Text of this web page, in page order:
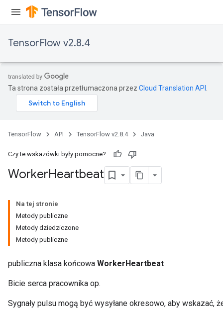
TensorFlow v2.8.4
Ta strona została przetłumaczona przez Cloud Translation API
TensorFlow API TensorFlow v2.8.4 Java
Czy te wskazówki były pomocne?
WorkerHeartbeat
Na tej stronie
Metody publiczne
Metody dziedziczone
Metody publiczne
publiczna klasa końcowa WorkerHeartbeat
Bicie serca pracownika op.
Sygnały pulsu mogą być wysyłane okresowo, aby wskazać,